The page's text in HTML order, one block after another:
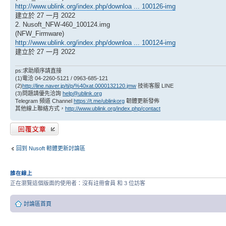
http://www.ublink.org/index.php/downloa ... 100126-img
建立於 27 一月 2022
2. Nusoft_NFW-460_100124.img
(NFW_Firmware)
http://www.ublink.org/index.php/downloa ... 100124-img
建立於 27 一月 2022
ps:求助順序請直接
(1)電洽 04-2260-5121 / 0963-685-121
(2)http://line.naver.jp/ti/p/%40xat.0000132120.jmw 技術客服 LINE
(3)問題請優先洽詢 help@ublink.org
Telegram 頻道 Channel https://t.me/ublinkorg 韌體更新發佈
其他線上聯絡方式， http://www.ublink.org/index.php/contact
發表回覆
回到 Nusoft 軔體更新討論區
誰在線上
正在瀏覽這個版面的使用者：沒有註冊會員 和 3 位訪客
討論區首頁